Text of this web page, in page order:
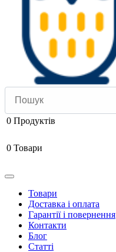
0 Продуктів
0 Товари
Товари
Доставка і оплата
Гарантії і повернення
Контакти
Блог
Статті